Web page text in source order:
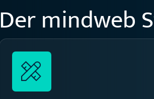
Der mindweb